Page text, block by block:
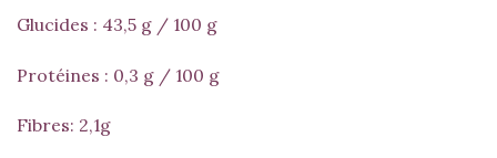
Glucides : 43,5 g / 100 g
Protéines : 0,3 g / 100 g
Fibres: 2,1g